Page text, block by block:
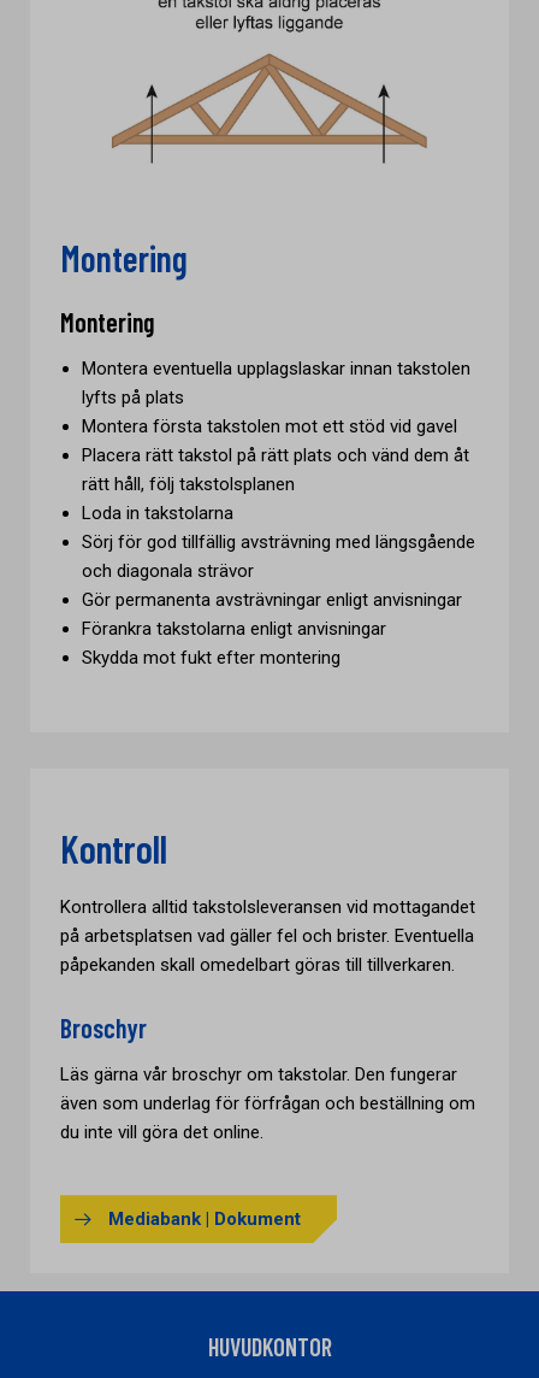
Montering
Montering
Montera eventuella upplagslaskar innan takstolen
lyfts på plats
Montera första takstolen mot ett stöd vid gavel
Placera rätt takstol på rätt plats och vänd dem åt
rätt håll, följ takstolsplanen
Loda in takstolarna
Sörj för god tillfällig avsträvning med längsgående
och diagonala strävor
Gör permanenta avsträvningar enligt anvisningar
Förankra takstolarna enligt anvisningar
Skydda mot fukt efter montering
Kontroll
Kontrollera alltid takstolsleveransen vid mottagandet
på arbetsplatsen vad gäller fel och brister. Eventuella
påpekanden skall omedelbart göras till tillverkaren.
Broschyr
Läs gärna vår broschyr om takstolar. Den fungerar
även som underlag för förfrågan och beställning om
du inte vill göra det online.
Mediabank | Dokument
HUVUDKONTOR